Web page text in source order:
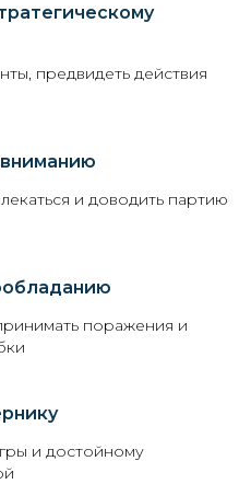
предвидеть действия
и доводить партию
поражения и
и достойному